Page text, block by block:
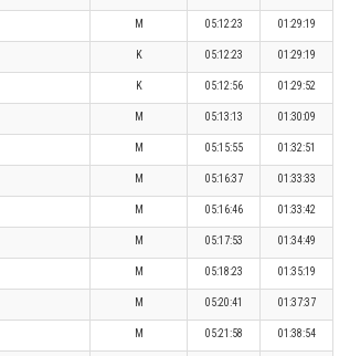
M 05:12:23 01:29:19
K 05:12:23 01:29:19
K 05:12:56 01:29:52
M 05:13:13 01:30:09
M 05:15:55 01:32:51
M 05:16:37 01:33:33
M 05:16:46 01:33:42
M 05:17:53 01:34:49
M 05:18:23 01:35:19
M 05:20:41 01:37:37
M 05:21:58 01:38:54